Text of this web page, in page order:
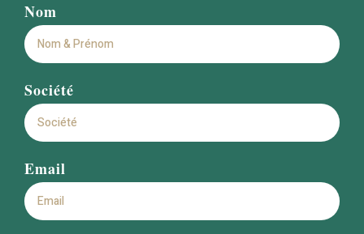
Nom
Société
Email